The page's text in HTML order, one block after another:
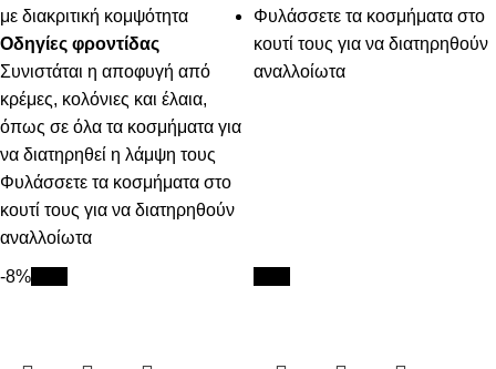
με διακριτική κομψότητα
Οδηγίες φροντίδας
Συνιστάται η αποφυγή από
κρέμες, κολόνιες και έλαια,
όπως σε όλα τα κοσμήματα για
να διατηρηθεί η λάμψη τους
Φυλάσσετε τα κοσμήματα στο
κουτί τους για να διατηρηθούν
αναλλοίωτα
Φυλάσσετε τα κοσμήματα στο
κουτί τους για να διατηρηθούν
αναλλοίωτα
-8%